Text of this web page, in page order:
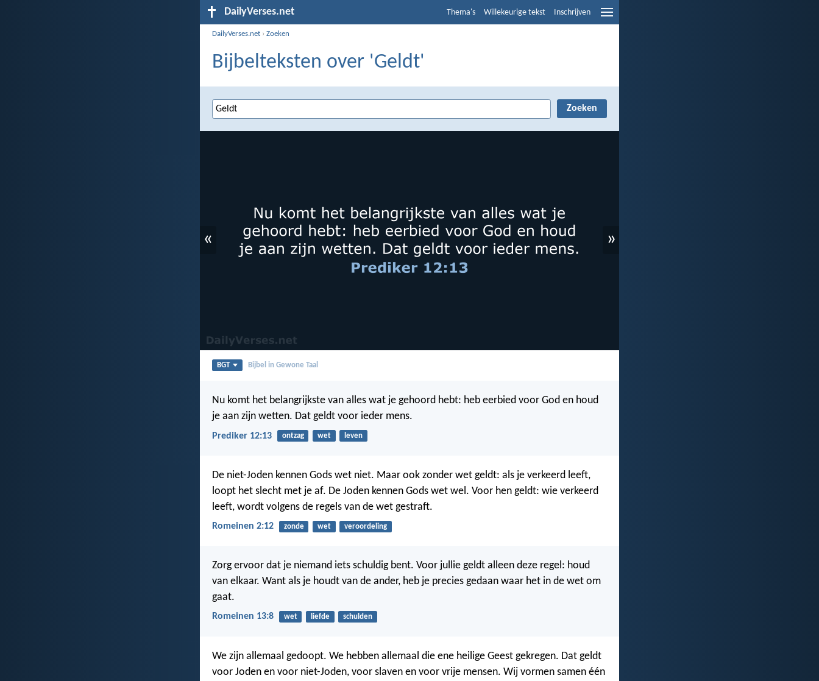
DailyVerses.net Thema's Willekeurige tekst Inschrijven
DailyVerses.net ›Zoeken
Bijbelteksten over 'Geldt'
« »
BGT Bijbel in Gewone Taal
Nu komt het belangrijkste van alles wat je gehoord hebt: heb eerbied voor God en houd
je aan zijn wetten. Dat geldt voor ieder mens.
Prediker 12:13 ontzag wet leven
De niet-Joden kennen Gods wet niet. Maar ook zonder wet geldt: als je verkeerd leeft,
loopt het slecht met je af. De Joden kennen Gods wet wel. Voor hen geldt: wie verkeerd
leeft, wordt volgens de regels van de wet gestraft.
Romeinen 2:12 zonde wet veroordeling
Zorg ervoor dat je niemand iets schuldig bent. Voor jullie geldt alleen deze regel: houd
van elkaar. Want als je houdt van de ander, heb je precies gedaan waar het in de wet om
gaat.
Romeinen 13:8 wet liefde schulden
We zijn allemaal gedoopt. We hebben allemaal die ene heilige Geest gekregen. Dat geldt
voor Joden en voor niet-Joden, voor slaven en voor vrije mensen. Wij vormen samen één